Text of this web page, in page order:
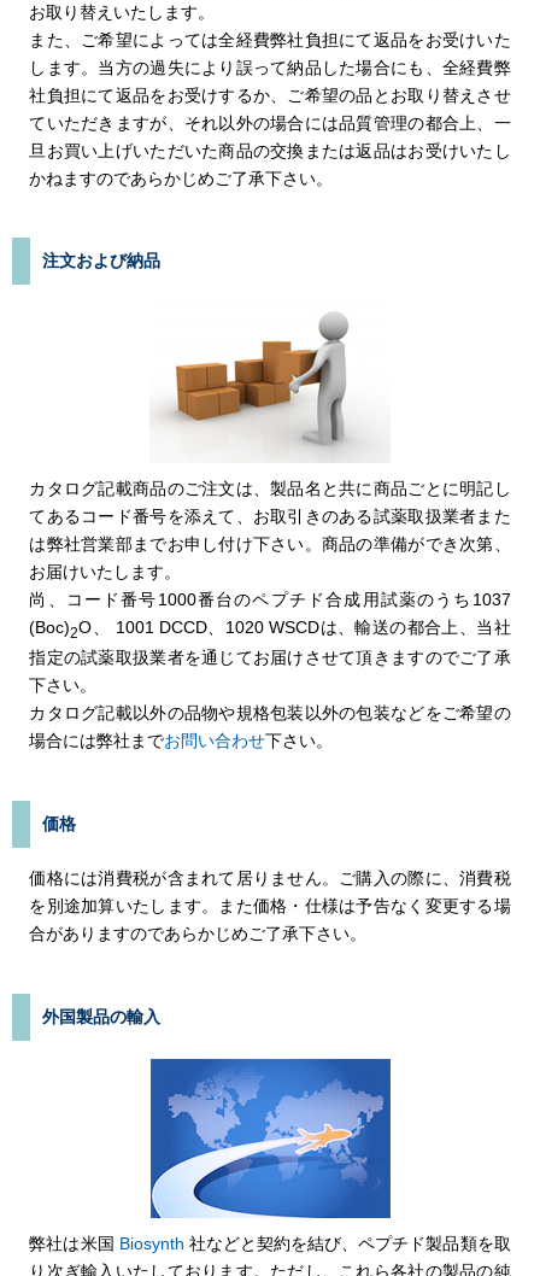
お取り替えいたします。
また、ご希望によっては全経費弊社負担にて返品をお受けいた
します。当方の過失により誤って納品した場合にも、全経費弊
社負担にて返品をお受けするか、ご希望の品とお取り替えさせ
ていただきますが、それ以外の場合には品質管理の都合上、一
旦お買い上げいただいた商品の交換または返品はお受けいたし
かねますのであらかじめご了承下さい。
注文および納品
カタログ記載商品のご注文は、製品名と共に商品ごとに明記し
てあるコード番号を添えて、お取引きのある試薬取扱業者また
は弊社営業部までお申し付け下さい。商品の準備ができ次第、
お届けいたします。
尚、コード番号1000番台のペプチド合成用試薬のうち1037
(Boc)2O、 1001 DCCD、1020 WSCDは、輸送の都合上、当社
指定の試薬取扱業者を通じてお届けさせて頂きますのでご了承
下さい。
カタログ記載以外の品物や規格包装以外の包装などをご希望の
場合には弊社までお問い合わせ下さい。
価格
価格には消費税が含まれて居りません。ご購入の際に、消費税
を別途加算いたします。また価格・仕様は予告なく変更する場
合がありますのであらかじめご了承下さい。
外国製品の輸入
弊社は米国 Biosynth 社などと契約を結び、ペプチド製品類を取
り次ぎ輸入いたしております。ただし、これら各社の製品の純